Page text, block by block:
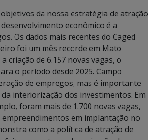
da nossa estratégia de atração
econômico é a
Os dados mais recentes do Caged
foi um mês recorde em Mato
criação de 6.157 novas vagas, o
o período desde 2025. Campo
de empregos, mas é importante
interiorização dos investimentos. Em
foram mais de 1.700 novas vagas,
em implantação no
como a política de atração de